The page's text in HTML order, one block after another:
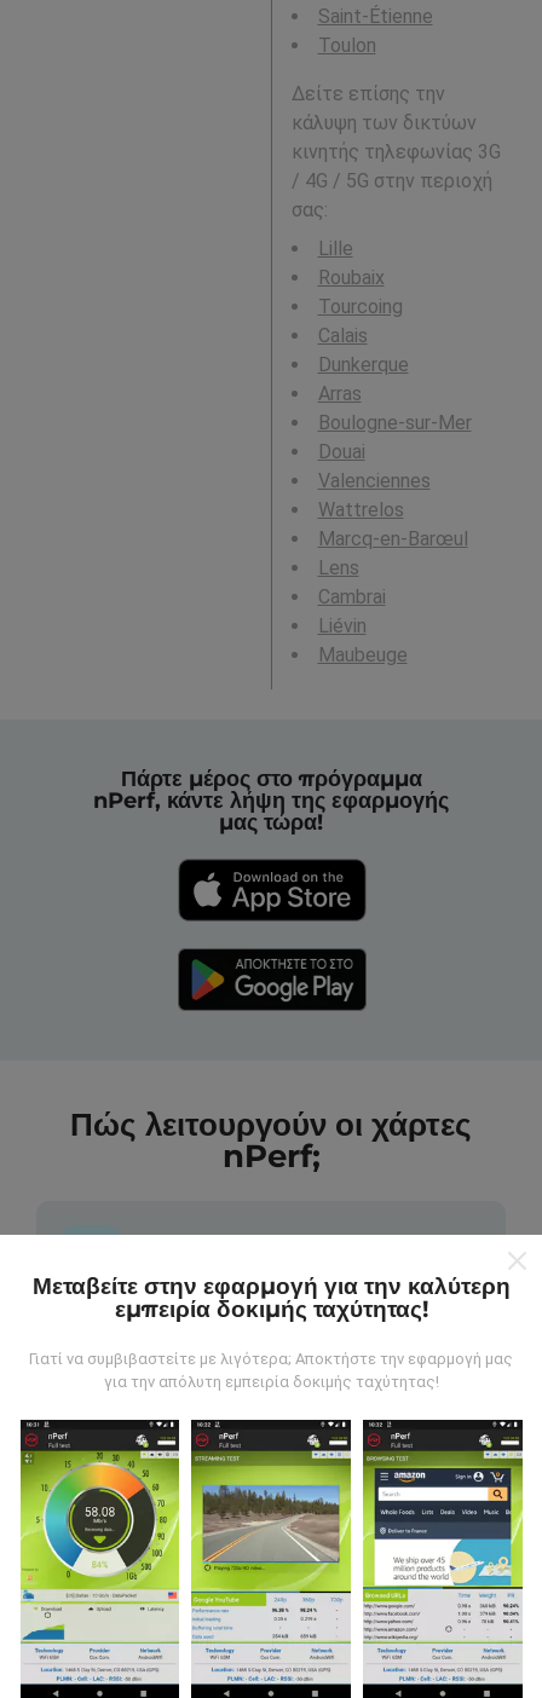
Saint-Étienne
Toulon
Δείτε επίσης την
κάλυψη των δικτύων
κινητής τηλεφωνίας 3G
/ 4G / 5G στην περιοχή
σας:
Lille
Roubaix
Tourcoing
Calais
Dunkerque
Arras
Boulogne-sur-Mer
Douai
Valenciennes
Wattrelos
Marcq-en-Barœul
Lens
Cambrai
Liévin
Maubeuge
Πάρτε μέρος στο πρόγραμμα
nPerf, κάντε λήψη της εφαρμογής
μας τώρα!
Πώς λειτουργούν οι χάρτες
nPerf;
Από πού προέρχονται τα δεδομένα;
Τα δεδομένα συλλέγονται από δοκιμές που
nPerf. Αυτές είναι οι δοκιμές που διεξάγονται σε
πραγματικές συνθήκες, απευθείας στο πεδίο. Αν
θέλετε να συμμετάσχετε επίσης, το μόνο που έχετε
να κάνετε είναι να κατεβάσετε την εφαρμογή nPerf
στο smartphone σας.Όσο περισσότερα δεδομένα
υπάρχουν, τόσο πιο ολοκληρωμένοι θα είναι οι
χάρτες!
Μεταβείτε στην εφαρμογή για την καλύτερη
εμπειρία δοκιμής ταχύτητας!
Γιατί να συμβιβαστείτε με λιγότερα; Αποκτήστε την εφαρμογή μας
για την απόλυτη εμπειρία δοκιμής ταχύτητας!